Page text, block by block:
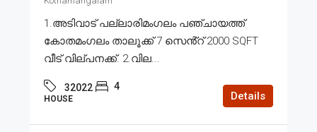
1.അടിവാട് പല്ലാരിമംഗലം പഞ്ചായത്ത്
കോതമംഗലം താലൂക്ക് 7 സെൻ്റ് 2000 SQFT
വീട് വില്പനക്ക്. 2.വില...
32022 4
HOUSE Details